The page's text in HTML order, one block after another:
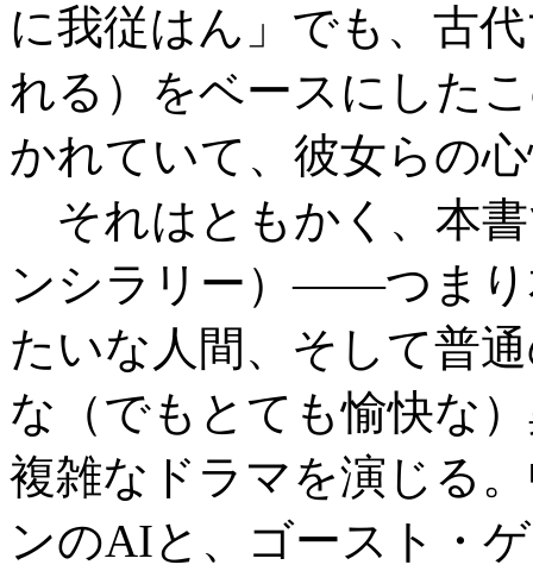
に我従はん」でも、古
れる）をベースにした
かれていて、彼女らの
それはともかく、本
ンシラリー）――つま
たいな人間、そして普
な（でもとても愉快な
複雑なドラマを演じる
ンのAIと、ゴースト・